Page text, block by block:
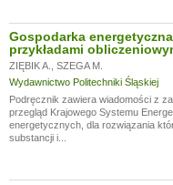
Gospodarka
przykładami
ZIĘBIK A.
SZEGA M.
Wydawnictwo Politechniki Śląskiej
Podręcznik zawiera wiadomości z
przegląd Krajowego Systemu
energetycznych, dla rozwiązania
substancji i...